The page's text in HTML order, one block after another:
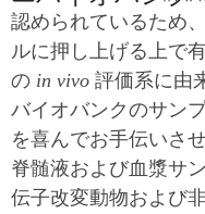
認められているため
ルに押し上げる上で
の in vivo 評価系に由
バイオバンクのサン
を喜んでお手伝いさ
脊髄液および血漿サ
伝子改変動物および